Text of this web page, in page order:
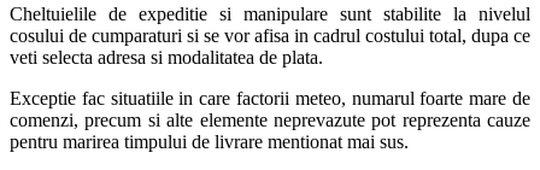
Cheltuielile de expeditie si manipulare sunt stabilite la nivelul
cosului de cumparaturi si se vor afisa in cadrul costului total, dupa ce
veti selecta adresa si modalitatea de plata.
Exceptie fac situatiile in care factorii meteo, numarul foarte mare de
comenzi, precum si alte elemente neprevazute pot reprezenta cauze
pentru marirea timpului de livrare mentionat mai sus.